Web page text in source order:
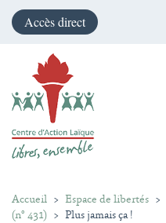
Accès direct
Accueil > Espace de libertés >
(n° 431) > Plus jamais ça !